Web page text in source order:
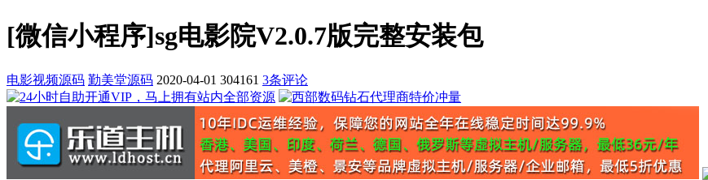
[微信小程序]sg电影院V2.0.7版完整安装包
电影视频源码 勤美堂源码 2020-04-01 304161 3条评论